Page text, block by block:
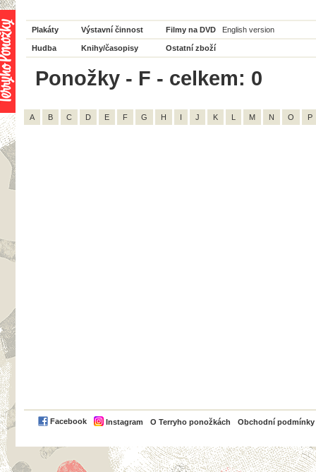
Plakáty Výstavní činnost Filmy na DVD English version
Hudba Knihy/časopisy Ostatní zboží
Ponožky - F - celkem: 0
A B C D E F G H I J K L M N O P
Facebook Instagram O Terryho ponožkách Obchodní podmínky
PayPal